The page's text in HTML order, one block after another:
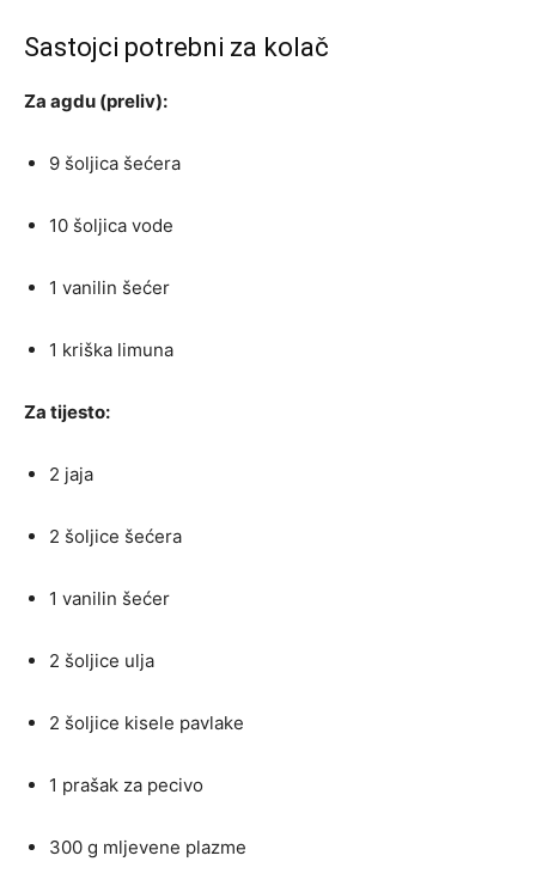
Sastojci potrebni za kolač
Za agdu (preliv):
9 šoljica šećera
10 šoljica vode
1 vanilin šećer
1 kriška limuna
Za tijesto:
2 jaja
2 šoljice šećera
1 vanilin šećer
2 šoljice ulja
2 šoljice kisele pavlake
1 prašak za pecivo
300 g mljevene plazme